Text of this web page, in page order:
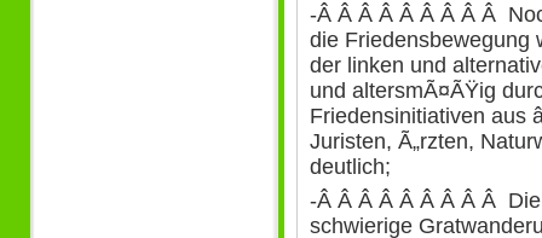
-Â Â Â Â Â Â Â Â Â
die Friedensbewegung
der linken und
und altersmÃ¤ÃŸig
Friedensinitiativen aus
Juristen, Ã„rzten,
deutlich;
-Â Â Â Â Â Â Â Â Â
schwierige